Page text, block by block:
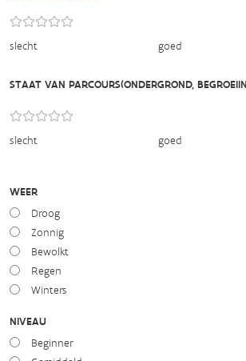
slecht goed
STAAT VAN PARCOURS(ONDERGROND,
slecht goed
WEER
Droog
Zonnig
Bewolkt
Regen
Winters
NIVEAU
Beginner